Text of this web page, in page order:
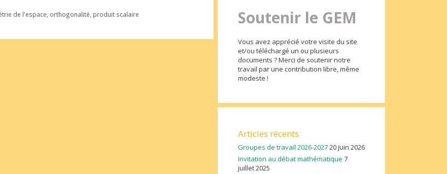
de l'espace orthogonalité produit scalaire Soutenir le GEM
Vous avez apprécié votre visite du site
et/ou téléchargé un ou plusieurs
documents ? Merci de soutenir notre
travail par une contribution libre, même
modeste !
Articles récents
Groupes de travail 2026-202720 juin 2026
Invitation au débat mathématique 7
juillet 2025